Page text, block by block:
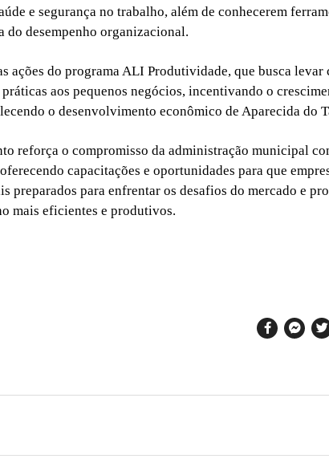
e segurança no trabalho, além de conhecerem
do desempenho organizacional.
ações do programa ALI Produtividade, que busca levar
aos pequenos negócios, incentivando o
o desenvolvimento econômico de Aparecida do
reforça o compromisso da administração municipal
capacitações e oportunidades para que
preparados para enfrentar os desafios do mercado e
mais eficientes e produtivos.